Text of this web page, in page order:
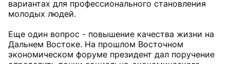
вариантах для профессионального становления
молодых людей.
Еще один вопрос - повышение качества жизни на
Дальнем Востоке. На прошлом Восточном
экономическом форуме президент дал поручение